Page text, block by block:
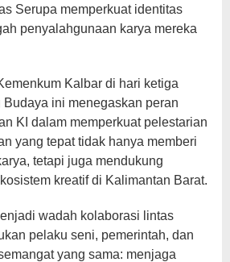
Serupa memperkuat identitas
penyalahgunaan karya mereka
Kalbar di hari ketiga
ini menegaskan peran
KI dalam memperkuat pelestarian
yang tepat tidak hanya memberi
tetapi juga mendukung
kreatif di Kalimantan Barat.
wadah kolaborasi lintas
pelaku seni, pemerintah, dan
yang sama: menjaga